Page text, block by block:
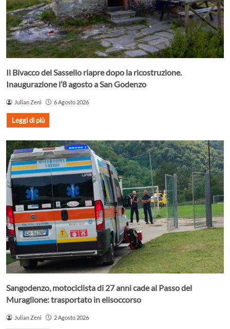
Il Bivacco del Sassello riapre dopo la ricostruzione.
Inaugurazione l’8 agosto a San Godenzo
Julian Zeni 6 Agosto 2026
Leggi di più
Sangodenzo, motociclista di 27 anni cade al Passo del
Muraglione: trasportato in elisoccorso
Julian Zeni 2 Agosto 2026